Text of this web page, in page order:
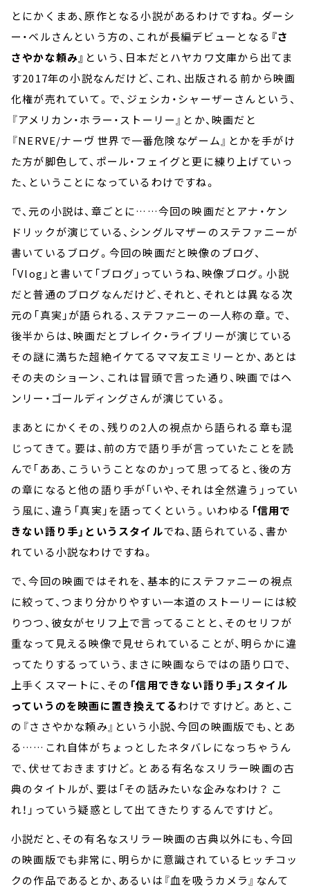
とにかくまあ、原作となる小説があるわけですね。ダーシ
ー・ベルさんという方の、これが長編デビューとなる 『さ
さやかな頼み』 という、日本だとハヤカワ文庫から出てま
す2017年の小説なんだけど、これ、出版される前から映画
化権が売れていて。で、ジェシカ・シャーザーさんという、
『アメリカン・ホラー・ストーリー』とか、映画だと
『NERVE/ナーヴ 世界で一番危険なゲーム』とかを手がけ
た方が脚色して、ポール・フェイグと更に練り上げていっ
た、ということになっているわけですね。
で、元の小説は、章ごとに……今回の映画だとアナ・ケン
ドリックが演じている、シングルマザーのステファニーが
書いているブログ。今回の映画だと映像のブログ、
「Vlog」と書いて「ブログ」っていうね、映像ブログ。小説
だと普通のブログなんだけど、それと、それとは異なる次
元の「真実」が語られる、ステファニーの一人称の章。で、
後半からは、映画だとブレイク・ライブリーが演じている
その謎に満ちた超絶イケてるママ友エミリーとか、あとは
その夫のショーン、これは冒頭で言った通り、映画ではヘ
ンリー・ゴールディングさんが演じている。
まあとにかくその、残りの2人の視点から語られる章も混
じってきて。要は、前の方で語り手が言っていたことを読
んで「ああ、こういうことなのか」って思ってると、後の方
の章になると他の語り手が「いや、それは全然違う」ってい
う風に、違う「真実」を語ってくという。いわゆる 「信用で
きない語り手」というスタイルでね、語られている、書か
れている小説なわけですね。
で、今回の映画ではそれを、基本的にステファニーの視点
に絞って、つまり分かりやすい一本道のストーリーには絞
りつつ、彼女がセリフ上で言ってることと、そのセリフが
重なって見える映像で見せられていることが、明らかに違
ってたりするっていう、まさに映画ならではの語り口で、
上手くスマートに、その 「信用できない語り手」スタイル
っていうのを映画に置き換えてるわけですけど。あと、こ
の『ささやかな頼み』という小説、今回の映画版でも、とあ
る……これ自体がちょっとしたネタバレになっちゃうん
で、伏せておきますけど。とある有名なスリラー映画の古
典のタイトルが、要は「その話みたいな企みなわけ？ こ
れ！」っていう疑惑として出てきたりするんですけど。
小説だと、その有名なスリラー映画の古典以外にも、今回
の映画版でも非常に、明らかに意識されているヒッチコッ
クの作品であるとか、あるいは『血を吸うカメラ』なんて